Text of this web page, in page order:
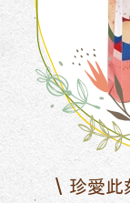
珍愛此